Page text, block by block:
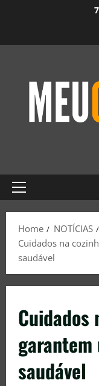
Home NOTÍCIAS
Cuidados na
saudável
Cuidados
saudável